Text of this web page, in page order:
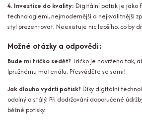
4. Investice do kvality: Digitální potisk je jako
technologiemi, nejmodernější a nejkvalitnější
styl prezentovat. Neexistuje nic lepšího, co by
Možné otázky a odpovědi:
Bude mi tričko sedět? Tričko je navrženo tak,
lpružnému materiálu. Přesvědčte se sami!
Jak dlouho vydrží potisk? Díky digitální
odolný a stálý. Při dodržování doporučené
běžné potisky.